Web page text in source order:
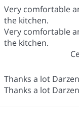
Very comfortable
the kitchen.
Very comfortable
the kitchen.
Thanks a lot
Thanks a lot